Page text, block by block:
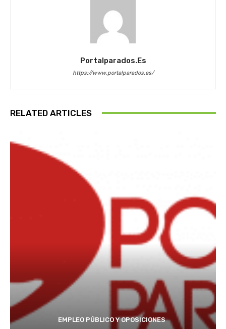
Portalparados.es
https://www.portalparados.es/
RELATED ARTICLES
EMPLEO PÚBLICO Y OPOSICIONES